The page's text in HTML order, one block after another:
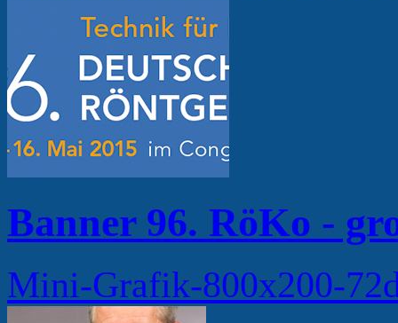
Banner 96. RöKo -
Mini-Grafik-800x200-